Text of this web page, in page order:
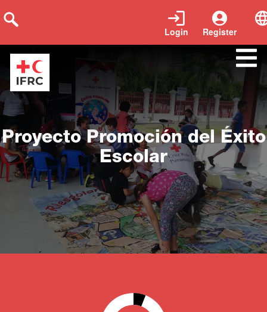
Register
Login
Proyecto Promoción del Éxito
Escolar